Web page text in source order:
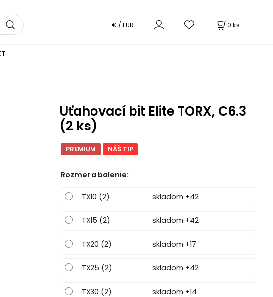
0 ks
€ / EUR
Uťahovací bit Elite TORX, C6.3
(2 ks)
PREMIUM NÁŠ TIP
Rozmer a balenie:
TX10 (2) skladom +42
TX15 (2) skladom +42
TX20 (2) skladom +17
TX25 (2) skladom +42
TX30 (2) skladom +14